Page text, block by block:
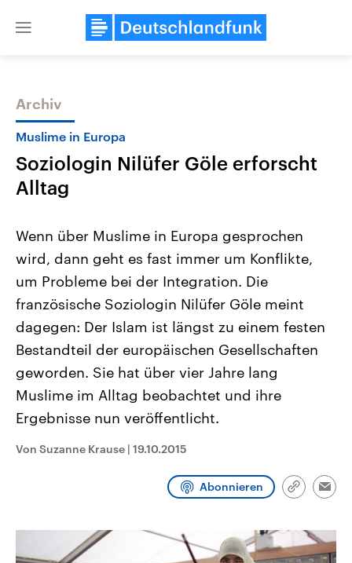
Close
Themen
Landtagswahl Sachsen-Anhalt
2026
Alle Informationen
Sachsen-Anhalt wählt am 6.
September 2026 einen neuen
Landtag. Seit 2021 wird das
Bundesland von einer Koalition aus
CDU, SPD und FDP regiert.-
Umfragen, Prognosen,
Wahlprogramme, aktuelle Berichte
und Hintergründe zu den Parteien
und Kandidaten der anstehenden
Wahl.
USA
Aktuelle Beiträge,
Hintergründe
Wirtschaftlich und
gehören die Vereinigten
den mächtigsten Ländern
mit großem Einfluss auf
Sendungen Programm Podcasts
Archiv
Muslime in Europa
Soziologin Nilüfer Göle erforscht
Alltag
Wenn über Muslime in Europa gesprochen
wird, dann geht es fast immer um Konflikte,
um Probleme bei der Integration. Die
französische Soziologin Nilüfer Göle meint
dagegen: Der Islam ist längst zu einem festen
Bestandteil der europäischen Gesellschaften
geworden. Sie hat über vier Jahre lang
Muslime im Alltag beobachtet und ihre
Ergebnisse nun veröffentlicht.
Von Suzanne Krause | 19.10.2015
Abonnieren
Link